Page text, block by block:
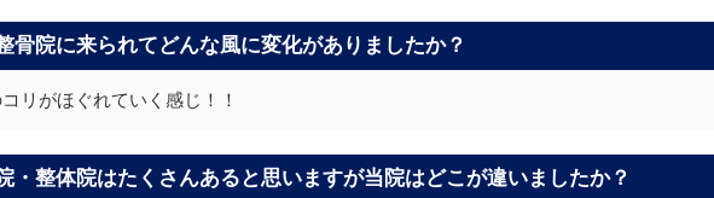
骨院に来られてどんな風に変化がありましたか？
リがほぐれていく感じ！！
・整体院はたくさんあると思いますが当院はどこが違いましたか？